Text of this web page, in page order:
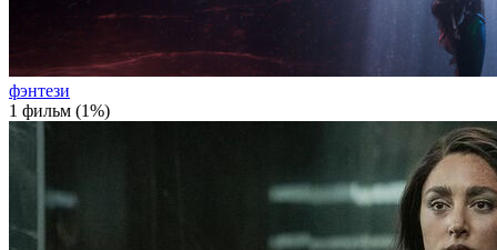
фэнтези
1 фильм (1%)